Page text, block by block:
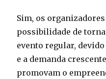
Sim, os
possibilidade de
evento regular,
e a demanda
promovam o